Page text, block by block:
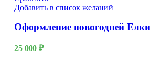
Добавить в список желаний
Оформление новогодней Елки
25 000 ₽